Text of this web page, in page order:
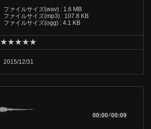
ファイルサイズ(wav) : 1.6 MB
ファイルサイズ(mp3) : 107.8 KB
ファイルサイズ(ogg) : 4.1 KB
★★★★★
2015/12/31
00:00/00:09